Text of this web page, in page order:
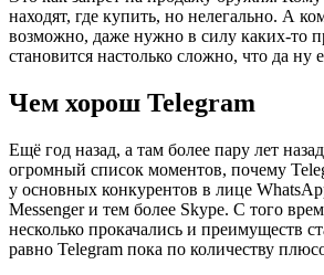
находят, где купить, но нелегально. А
возможно, даже нужно в силу каких-то
становится настолько сложно, что да ну
Чем хорош Telegram
Ещё год назад, а там более пару лет
огромный список моментов, почему
у основных конкурентов в лице
Messenger и тем более Skype. С того
несколько прокачались и преимуществ
равно Telegram пока по количеству